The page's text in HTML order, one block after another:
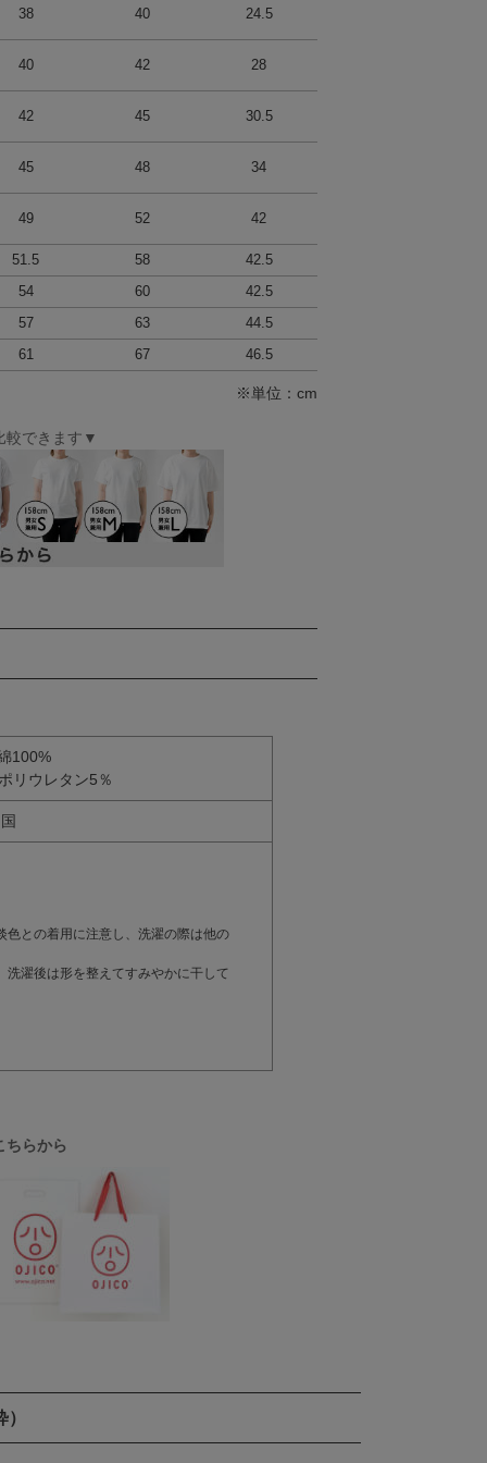
38 40 24.5
40 42 28
42 45 30.5
45 48 34
49 52 42
51.5 58 42.5
54 60 42.5
57 63 44.5
61 67 46.5
※単位：cm
較できます▼
100%
リウレタン5％
との着用に注意し、洗濯の際は他の
濯後は形を整えてすみやかに干して
ちらから